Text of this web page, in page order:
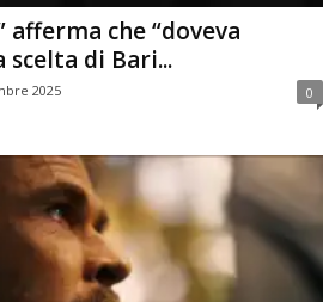
afferma che “doveva
di Bari...
2025 0